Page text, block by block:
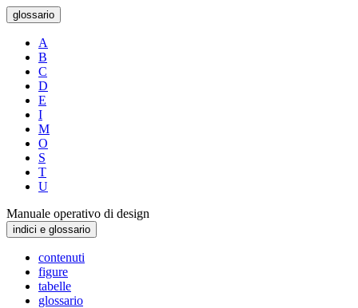
glossario
A
B
C
D
E
I
M
O
S
T
U
Manuale operativo di design
indici e glossario
contenuti
figure
tabelle
glossario